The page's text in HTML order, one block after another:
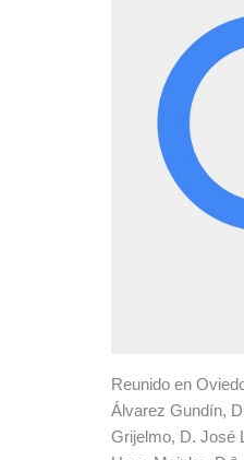
Reunido en
Álvarez Gundín,
Grijelmo, D. José